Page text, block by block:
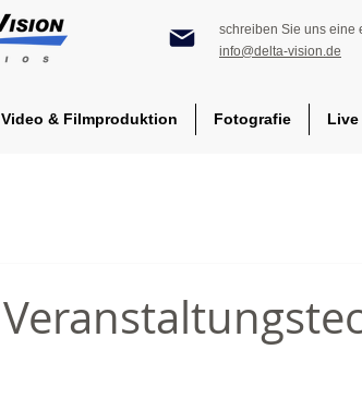
schreiben Sie uns eine
info@delta-vision.de
Video & Filmproduktion Fotografie Live